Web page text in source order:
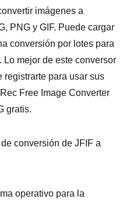
imágenes a
PNG y GIF. Puede cargar
conversión por lotes para
mejor de este conversor
registrarte para usar sus
Free Image Converter
gratis.
conversión de JFIF a
operativo para la